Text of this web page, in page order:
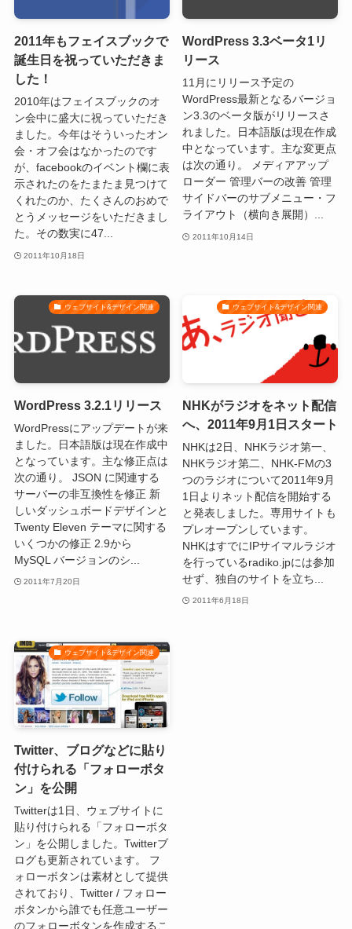
2011年もフェイスブックで
誕生日を祝っていただきま
した！
2010年はフェイスブックのオ
ン会中に盛大に祝っていただき
ました。今年はそういったオン
会・オフ会はなかったのです
が、facebookのイベント欄に表
示されたのをたまたま見つけて
くれたのか、たくさんのおめで
とうメッセージをいただきまし
た。その数実に47...
2011年10月18日
WordPress 3.3ベータ1リ
リース
11月にリリース予定の
WordPress最新となるバージョ
ン3.3のベータ版がリリースさ
れました。日本語版は現在作成
中となっています。主な変更点
は次の通り。 メディアアップ
ローダー 管理バーの改善 管理
サイドバーのサブメニュー・フ
ライアウト（横向き展開）...
2011年10月14日
ウェブサイト&デザイン関連
WordPress 3.2.1リリース
WordPressにアップデートが来
ました。日本語版は現在作成中
となっています。主な修正点は
次の通り。 JSON に関連する
サーバーの非互換性を修正 新
しいダッシュボードデザインと
Twenty Eleven テーマに関する
いくつかの修正 2.9から
MySQL バージョンのシ...
2011年7月20日
ウェブサイト&デザイン関連
NHKがラジオをネット配信
へ、2011年9月1日スタート
NHKは2日、NHKラジオ第一、
NHKラジオ第二、NHK-FMの3
つのラジオについて2011年9月
1日よりネット配信を開始する
と発表しました。専用サイトも
プレオープンしています。
NHKはすでにIPサイマルラジオ
を行っているradiko.jpには参加
せず、独自のサイトを立ち...
2011年6月18日
ウェブサイト&デザイン関連
Twitter、ブログなどに貼り
付けられる「フォローボタ
ン」を公開
Twitterは1日、ウェブサイトに
貼り付けられる「フォローボタ
ン」を公開しました。Twitterブ
ログも更新されています。 フ
ォローボタンは素材として提供
されており、Twitter / フォロー
ボタンから誰でも任意ユーザー
のフォローボタンを作成するこ